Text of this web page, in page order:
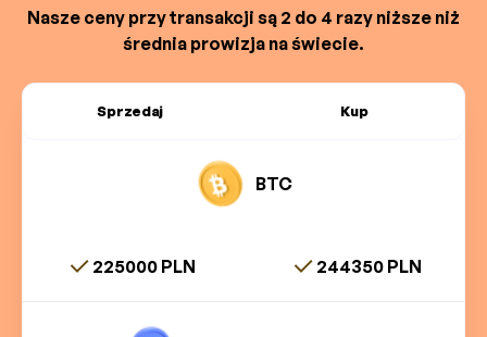
Nasze ceny przy transakcji są 2 do 4 razy niższe niż
średnia prowizja na świecie.
Sprzedaj Kup
BTC
225000 PLN 244350 PLN